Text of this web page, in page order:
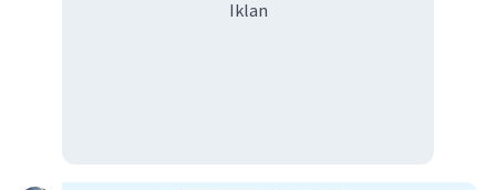
Iklan